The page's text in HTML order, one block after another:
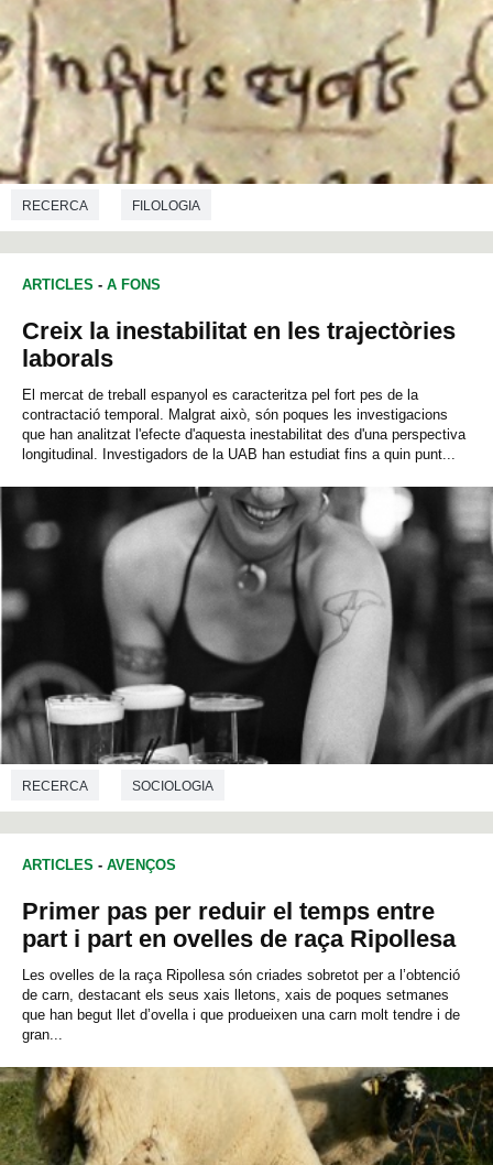
RECERCA FILOLOGIA
ARTICLES - A FONS
Creix la inestabilitat en les trajectòries
laborals
El mercat de treball espanyol es caracteritza pel fort pes de la
contractació temporal. Malgrat això, són poques les investigacions
que han analitzat l'efecte d'aquesta inestabilitat des d'una perspectiva
longitudinal. Investigadors de la UAB han estudiat fins a quin punt...
RECERCA SOCIOLOGIA
ARTICLES - AVENÇOS
Primer pas per reduir el temps entre
part i part en ovelles de raça Ripollesa
Les ovelles de la raça Ripollesa són criades sobretot per a l’obtenció
de carn, destacant els seus xais lletons, xais de poques setmanes
que han begut llet d’ovella i que produeixen una carn molt tendre i de
gran...